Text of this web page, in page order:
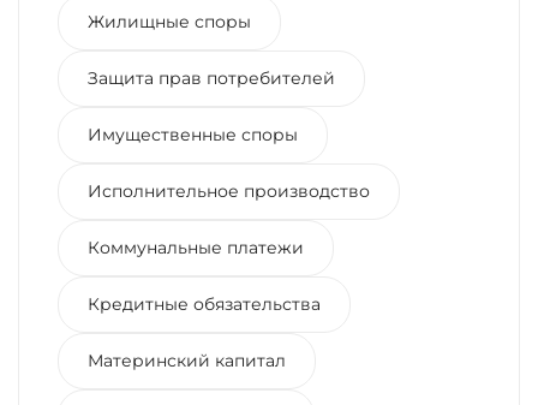
Жилищные споры
Защита прав потребителей
Имущественные споры
Исполнительное производство
Коммунальные платежи
Кредитные обязательства
Материнский капитал